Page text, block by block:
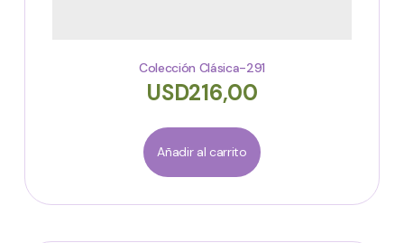
Colección Clásica-291
USD216,00
Añadir al carrito